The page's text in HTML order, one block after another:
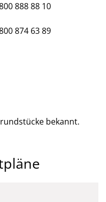
88 10
63 89
bekannt.